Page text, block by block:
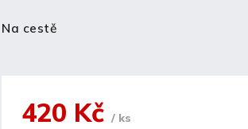
Na cestě
420 Kč/ ks